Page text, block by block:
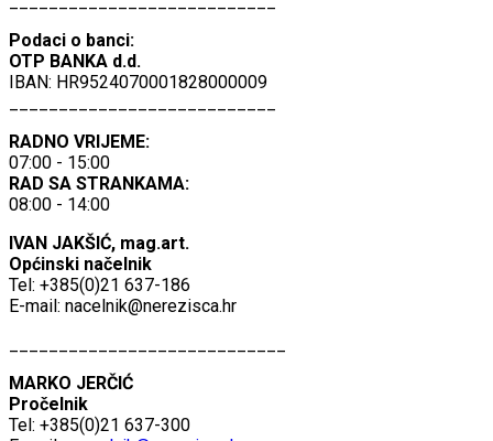
Podaci o banci:
OTP BANKA d.d.
IBAN: HR9524070001828000009
RADNO VRIJEME:
07:00 - 15:00
RAD SA STRANKAMA:
08:00 - 14:00
IVAN JAKŠIĆ, mag.art.
Općinski načelnik
Tel: +385(0)21 637-186
E-mail: nacelnik@nerezisca.hr
MARKO JERČIĆ
Pročelnik
Tel: +385(0)21 637-300